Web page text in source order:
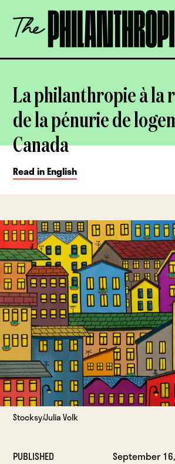
content
The
Philanthropist
La philanthropie à la
de la pénurie de
Canada
Read in English
Stocksy/Julia Volk
PUBLISHED September